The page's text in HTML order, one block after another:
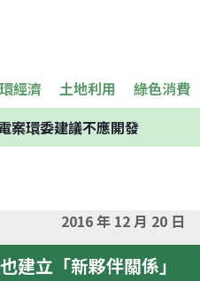
經濟 土地利用 綠色消費
案環委建議不應開發
2016 年 12 月 20 日
建立「新夥伴關係」